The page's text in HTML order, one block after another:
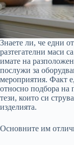
Знаете ли, че едни
разтегателни маси
имате на
послужи за
мероприятия. Факт
относно подбора на
тези, които си
изделията.
Основните им